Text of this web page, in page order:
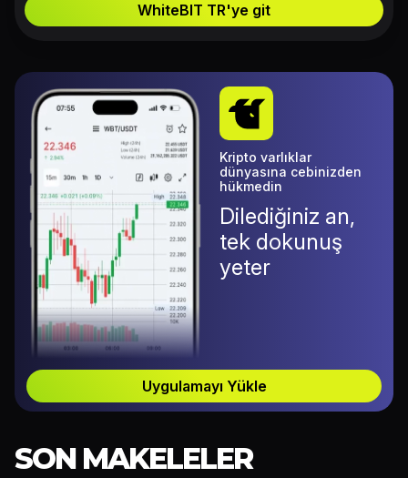
WhiteBIT TR'ye git
Kripto varlıklar
dünyasına cebinizden
hükmedin
Dilediğiniz an,
tek dokunuş
yeter
Uygulamayı Yükle
SON MAKELELER